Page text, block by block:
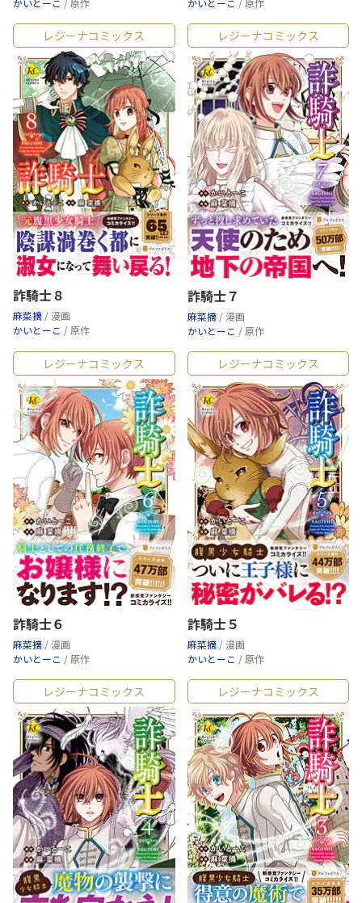
かいとーこ / 原作
かいとーこ / 原作
レジーナコミックス
詐騎士８
麻菜摘 / 漫画
かいとーこ / 原作
レジーナコミックス
詐騎士７
麻菜摘 / 漫画
かいとーこ / 原作
レジーナコミックス
詐騎士６
麻菜摘 / 漫画
かいとーこ / 原作
レジーナコミックス
詐騎士５
麻菜摘 / 漫画
かいとーこ / 原作
レジーナコミックス レジーナコミックス